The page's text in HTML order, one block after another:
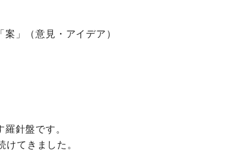
」（意見・アイデア）
針盤です。
てきました。